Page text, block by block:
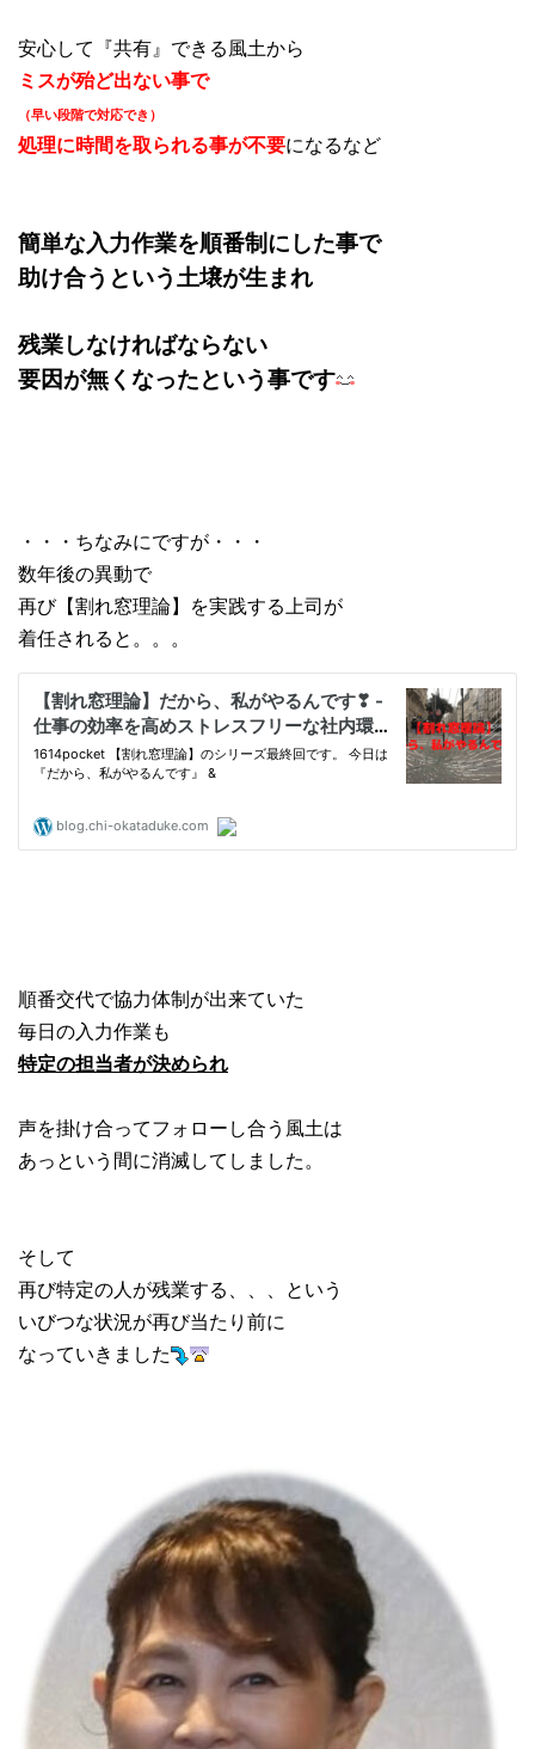
安心して『共有』できる風土から
ミスが殆ど出ない事で
（早い段階で対応でき）
処理に時間を取られる事が不要になるなど
簡単な入力作業を順番制にした事で
助け合うという土壌が生まれ
残業しなければならない
要因が無くなったという事です
・・・ちなみにですが・・・
数年後の異動で
再び【割れ窓理論】を実践する上司が
着任されると。。。
順番交代で協力体制が出来ていた
毎日の入力作業も
特定の担当者が決められ
声を掛け合ってフォローし合う風土は
あっという間に消滅してしました。
そして
再び特定の人が残業する、、、という
いびつな状況が再び当たり前に
なっていきました